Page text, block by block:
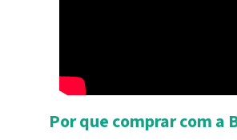
Por que comprar com a